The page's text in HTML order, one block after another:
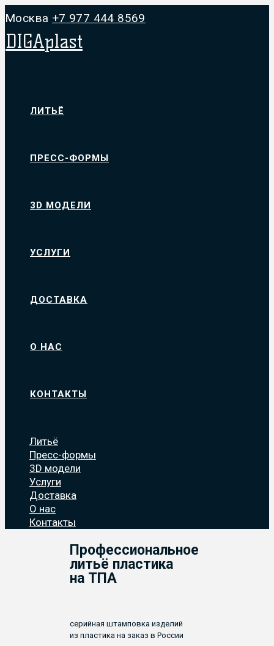
Москва +7 977 444 8569
DIGAplast
ЛИТЬЁ
ПРЕСС-ФОРМЫ
3D МОДЕЛИ
УСЛУГИ
ДОСТАВКА
О НАС
КОНТАКТЫ
Литьё
Пресс-формы
3D модели
Услуги
Доставка
О нас
Контакты
Профессиональное
литьё пластика
на ТПА
серийная штамповка изделий
из пластика на заказ в России